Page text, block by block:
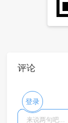
评论
登录